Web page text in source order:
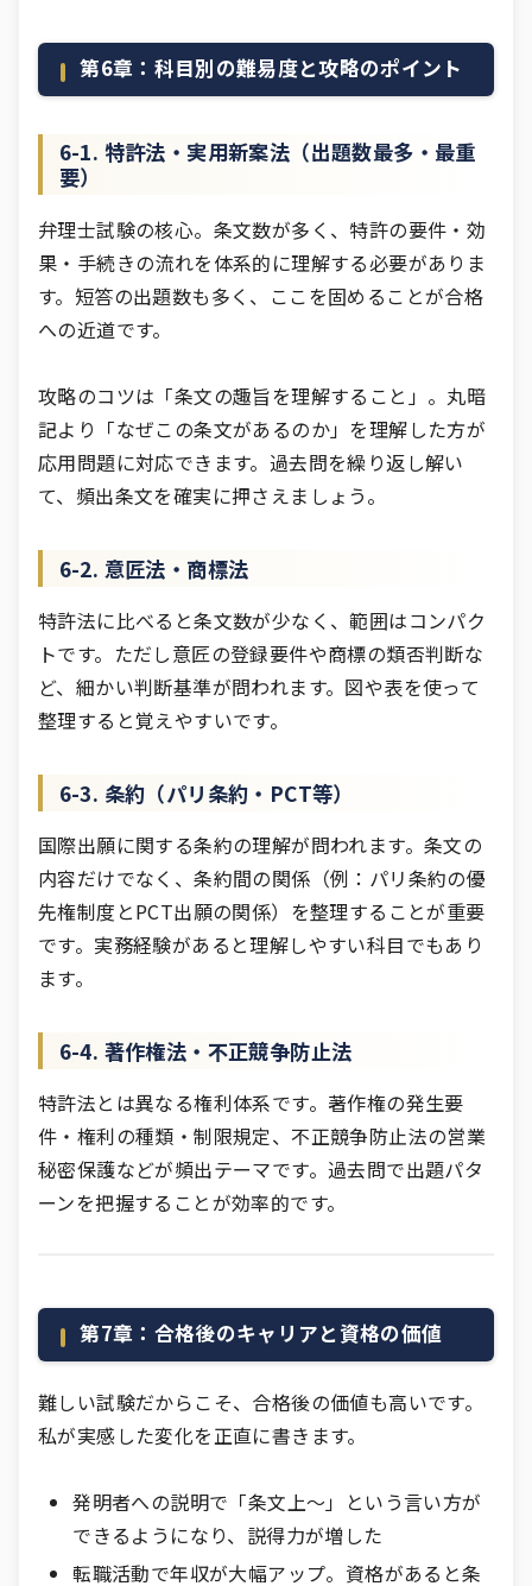
第6章：科目別の難易度と攻略のポイント
6-1. 特許法・実用新案法（出題数最多・最重
要）
弁理士試験の核心。条文数が多く、特許の要件・効
果・手続きの流れを体系的に理解する必要がありま
す。短答の出題数も多く、ここを固めることが合格
への近道です。
攻略のコツは「条文の趣旨を理解すること」。丸暗
記より「なぜこの条文があるのか」を理解した方が
応用問題に対応できます。過去問を繰り返し解い
て、頻出条文を確実に押さえましょう。
6-2. 意匠法・商標法
特許法に比べると条文数が少なく、範囲はコンパク
トです。ただし意匠の登録要件や商標の類否判断な
ど、細かい判断基準が問われます。図や表を使って
整理すると覚えやすいです。
6-3. 条約（パリ条約・PCT等）
国際出願に関する条約の理解が問われます。条文の
内容だけでなく、条約間の関係（例：パリ条約の優
先権制度とPCT出願の関係）を整理することが重要
です。実務経験があると理解しやすい科目でもあり
ます。
6-4. 著作権法・不正競争防止法
特許法とは異なる権利体系です。著作権の発生要
件・権利の種類・制限規定、不正競争防止法の営業
秘密保護などが頻出テーマです。過去問で出題パタ
ーンを把握することが効率的です。
第7章：合格後のキャリアと資格の価値
難しい試験だからこそ、合格後の価値も高いです。
私が実感した変化を正直に書きます。
発明者への説明で「条文上〜」という言い方が
できるようになり、説得力が増した
転職活動で年収が大幅アップ。資格があると条